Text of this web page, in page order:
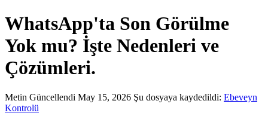
WhatsApp'ta Son Görülme
Yok mu? İşte Nedenleri ve
Çözümleri.
Metin Güncellendi May 15, 2026 Şu dosyaya kaydedildi: Ebeveyn
Kontrolü